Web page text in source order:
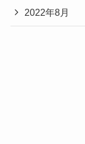
2022年8月